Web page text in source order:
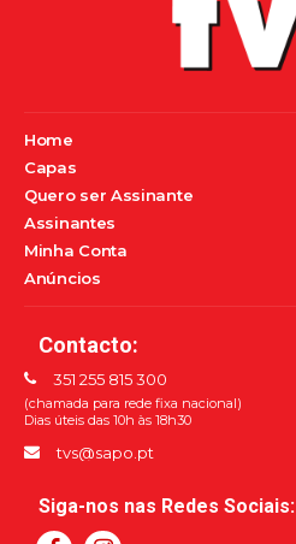
Home
Capas
Quero ser Assinante
Assinantes
Minha Conta
Anúncios
Contacto:
351 255 815 300
(chamada para rede fixa nacional)
Dias úteis das 10h às 18h30
tvs@sapo.pt
Siga-nos nas Redes Sociais: